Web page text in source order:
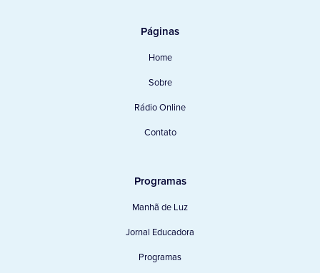
Páginas
Home
Sobre
Rádio Online
Contato
Programas
Manhã de Luz
Jornal Educadora
Programas